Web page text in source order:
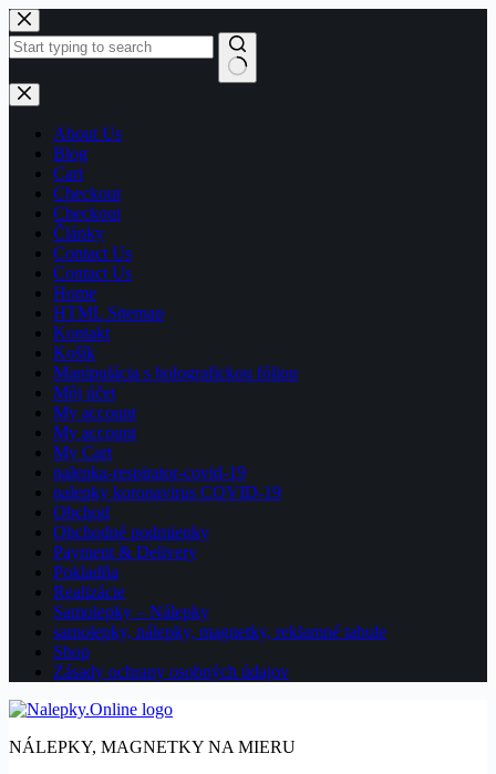
Skip
to
content
No
results
About Us
Blog
Cart
Checkout
Checkout
Články
Contact Us
Contact Us
Home
HTML Sitemap
Kontakt
Košík
Manipulácia s holografickou fóliou
Môj účet
My account
My account
My Cart
nalepka-respirator-covid-19
nalepky koronavirus COVID-19
Obchod
Obchodné podmienky
Payment & Delivery
Pokladňa
Realizácie
Samolepky – Nálepky
samolepky, nálepky, magnetky, reklamné tabule
Shop
Zásady ochrany osobných údajov
NÁLEPKY, MAGNETKY NA MIERU